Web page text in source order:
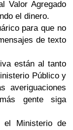
Valor Agregado
el dinero.
para que no
de texto
están al tanto
Público y
averiguaciones
gente siga
el Ministerio de